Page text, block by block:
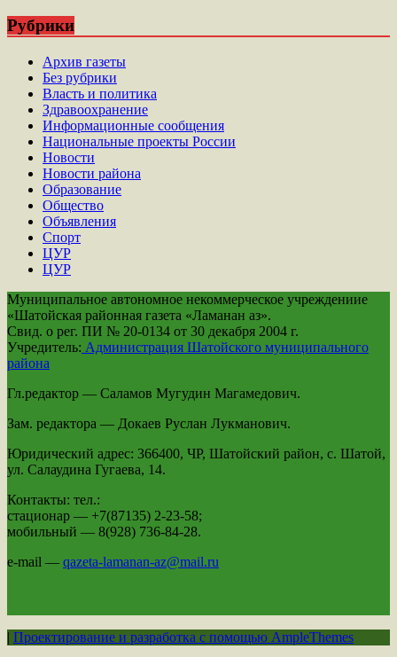
Рубрики
Архив газеты
Без рубрики
Власть и политика
Здравоохранение
Информационные сообщения
Национальные проекты России
Новости
Новости района
Образование
Общество
Объявления
Спорт
ЦУР
ЦУР
Муниципальное автономное некоммерческое учреждениие
«Шатойская районная газета «Ламанан аз».
Свид. о рег. ПИ № 20-0134 от 30 декабря 2004 г.
Учредитель: Администрация Шатойского муниципального
района
Гл.редактор — Саламов Мугудин Магамедович.
Зам. редактора — Докаев Руслан Лукманович.
Юридический адрес: 366400, ЧР, Шатойский район, с. Шатой,
ул. Салаудина Гугаева, 14.
Контакты: тел.:
стационар — +7(87135) 2-23-58;
мобильный — 8(928) 736-84-28.
e-mail — qazeta-lamanan-az@mail.ru
| Проектирование и разработка с помощью AmpleThemes